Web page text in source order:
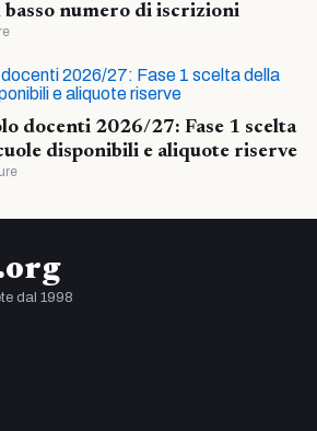
numero di iscrizioni
docenti 2026/27: Fase 1 scelta
disponibili e aliquote riserve
dal 1998